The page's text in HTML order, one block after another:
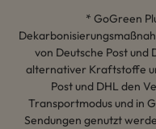
* GoGreen
von Deutsche Post und
alternativer Kraftstoffe
Post und DHL den
Transportmodus und in
Sendungen genutzt